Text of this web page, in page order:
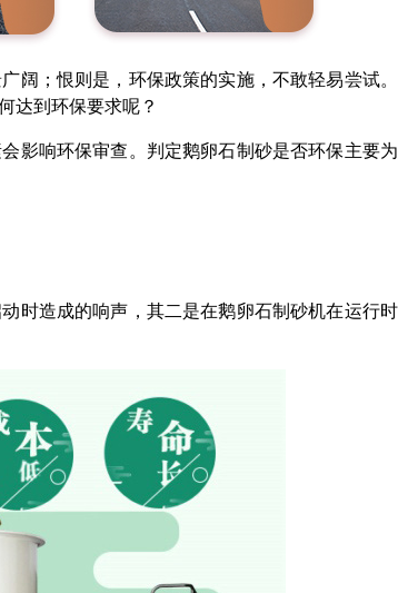
阔；恨则是，环保政策的实施，不敢轻易尝试
达到环保要求呢？
影响环保审查。判定鹅卵石制砂是否环保主要
时造成的响声，其二是在鹅卵石制砂机在运行